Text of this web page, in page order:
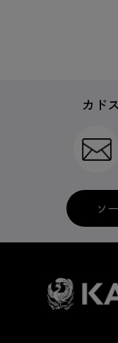
グッズ
ゲームソフト
カド
ソ